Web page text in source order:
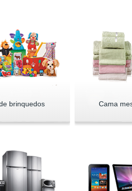
brinquedos Cama